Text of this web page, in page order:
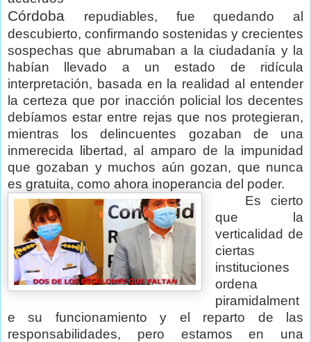
Córdoba
repudiables, fue quedando al
descubierto, confirmando sostenidas y crecientes
sospechas que abrumaban a la ciudadanía y la
habían llevado a un estado de ridícula
interpretación, basada en la realidad al entender
la certeza que por inacción policial los decentes
debíamos estar entre rejas que nos protegieran,
mientras los delincuentes gozaban de una
inmerecida libertad, al amparo de la impunidad
que gozaban y muchos aún gozan, que nunca
es gratuita, como ahora inoperancia del poder.
Es cierto
que la
verticalidad de
ciertas
instituciones
ordena
piramidalment
e su funcionamiento y el reparto de las
responsabilidades, pero estamos en una